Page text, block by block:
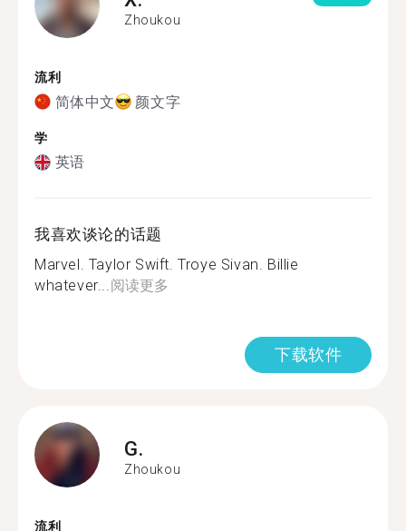
Zhoukou
流利
简体中文 颜文字
学
英语
我喜欢谈论的话题
Marvel. Taylor Swift. Troye Sivan. Billie
whatever...阅读更多
下载软件
G.
Zhoukou
流利